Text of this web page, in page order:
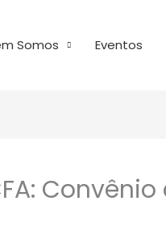
Somos Eventos